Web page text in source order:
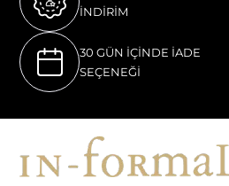
İNDİRİM
30 GÜN İÇİNDE İADE
SEÇENEĞİ